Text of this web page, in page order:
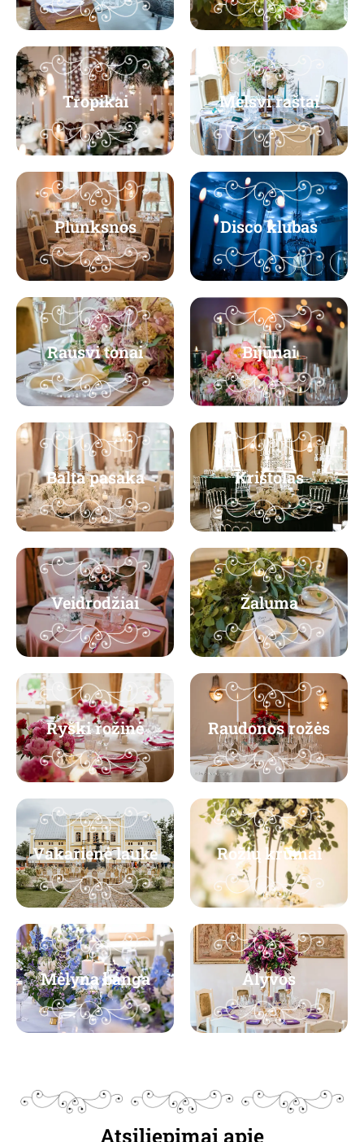
Tropikai Melsvi raštai
Plunksnos Disco klubas
Rausvi tonai Bijūnai
Balta pasaka Krištolas
Veidrodžiai Žaluma
Ryški rožinė Raudonos rožės
Vakarienė lauke Rožių krūmai
Mėlyna banga Alyvos
Atsiliepimai apie